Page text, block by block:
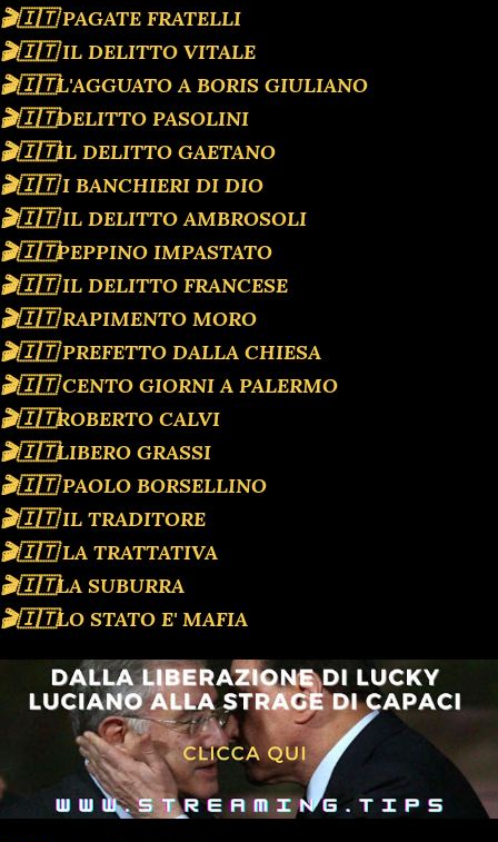
🎬🇮🇹 PAGATE FRATELLI
🎬🇮🇹 IL DELITTO VITALE
🎬🇮🇹L'AGGUATO A BORIS GIULIANO
🎬🇮🇹DELITTO PASOLINI
🎬🇮🇹IL DELITTO GAETANO
🎬🇮🇹 I BANCHIERI DI DIO
🎬🇮🇹 IL DELITTO AMBROSOLI
🎬🇮🇹PEPPINO IMPASTATO
🎬🇮🇹 IL DELITTO FRANCESE
🎬🇮🇹 RAPIMENTO MORO
🎬🇮🇹 PREFETTO DALLA CHIESA
🎬🇮🇹 CENTO GIORNI A PALERMO
🎬🇮🇹ROBERTO CALVI
🎬🇮🇹LIBERO GRASSI
🎬🇮🇹 PAOLO BORSELLINO
🎬🇮🇹 IL TRADITORE
🎬🇮🇹 LA TRATTATIVA
🎬🇮🇹LA SUBURRA
🎬🇮🇹LO STATO E' MAFIA